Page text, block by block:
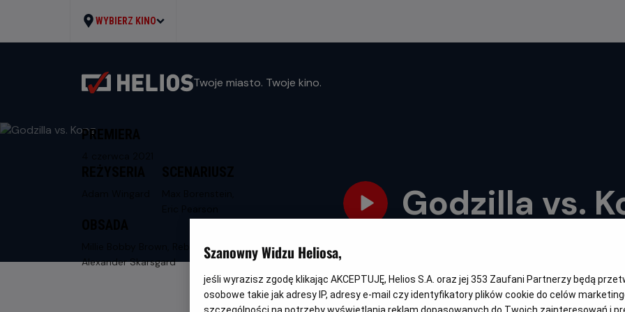
WYBIERZ KINO
Twoje miasto. Twoje kino.
Godzilla vs.
PREMIERA
Millie Bobby Brown, Rebecca Hall,
Alexander Skarsgard
NAPISY
Szanowny Widzu Heliosa,
jeśli wyrazisz zgodę klikając AKCEPTUJĘ, Helios S.A. oraz jej 353 Zaufani Partnerzy będą
osobowe takie jak adresy IP, adresy e-mail czy identyfikatory plików cookie do celów